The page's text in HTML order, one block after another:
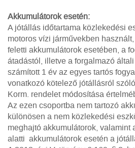
Akkumulátorok esetén:
A jótállás időtartama közlekedési
motoros vízi járművekben
feletti akkumulátorok esetében, a
átadástól, illetve a forgalmazó
számított 1 év az egyes tartós
vonatkozó kötelező jótállásról
Korm. rendelet módosítása
Az ezen csoportba nem tartozó
különösen a nem közlekedési
meghajtó akkumulátorok, valamint
alatti akkumulátorok esetén a